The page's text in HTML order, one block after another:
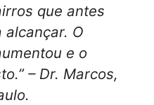
que antes
alcançar. O
e o
– Dr. Marcos,